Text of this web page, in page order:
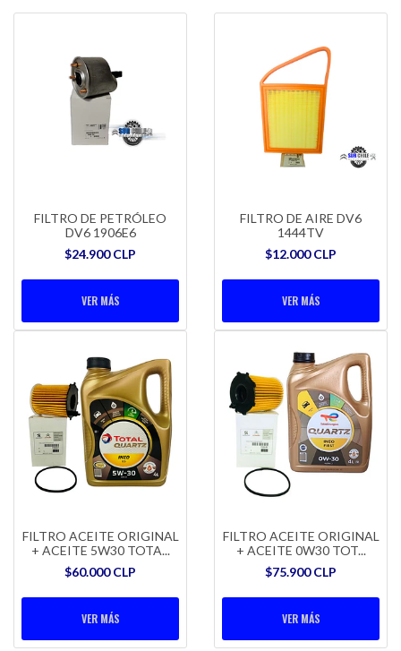
FILTRO DE PETRÓLEO
DV6 1906E6
$24.900 CLP
VER MÁS
FILTRO DE AIRE DV6
1444TV
$12.000 CLP
VER MÁS
FILTRO ACEITE ORIGINAL
+ ACEITE 5W30 TOTA...
$60.000 CLP
VER MÁS
FILTRO ACEITE ORIGINAL
+ ACEITE 0W30 TOT...
$75.900 CLP
VER MÁS